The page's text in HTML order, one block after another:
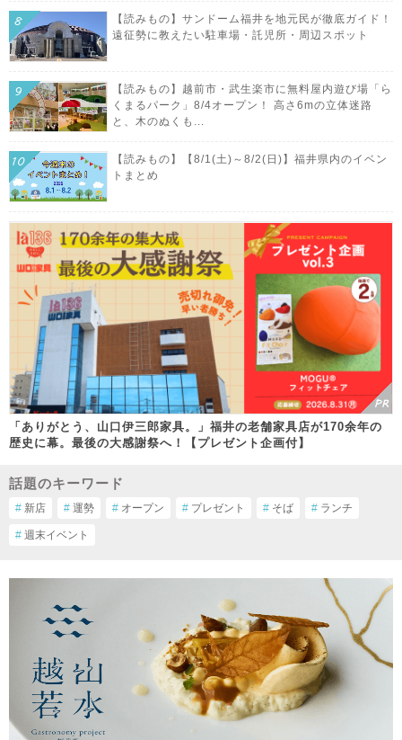
【読みもの】サンドーム福井を地元民が徹底ガイド！
遠征勢に教えたい駐車場・託児所・周辺スポット
【読みもの】越前市・武生楽市に無料屋内遊び場「ら
くまるパーク」8/4オープン！ 高さ6mの立体迷路
と、木のぬくも...
【読みもの】【8/1(土)～8/2(日)】福井県内のイベン
トまとめ
「ありがとう、山口伊三郎家具。」福井の老舗家具店が170余年の
歴史に幕。最後の大感謝祭へ！【プレゼント企画付】
話題のキーワード
# 新店 # 運勢 # オープン # プレゼント # そば # ランチ
# 週末イベント